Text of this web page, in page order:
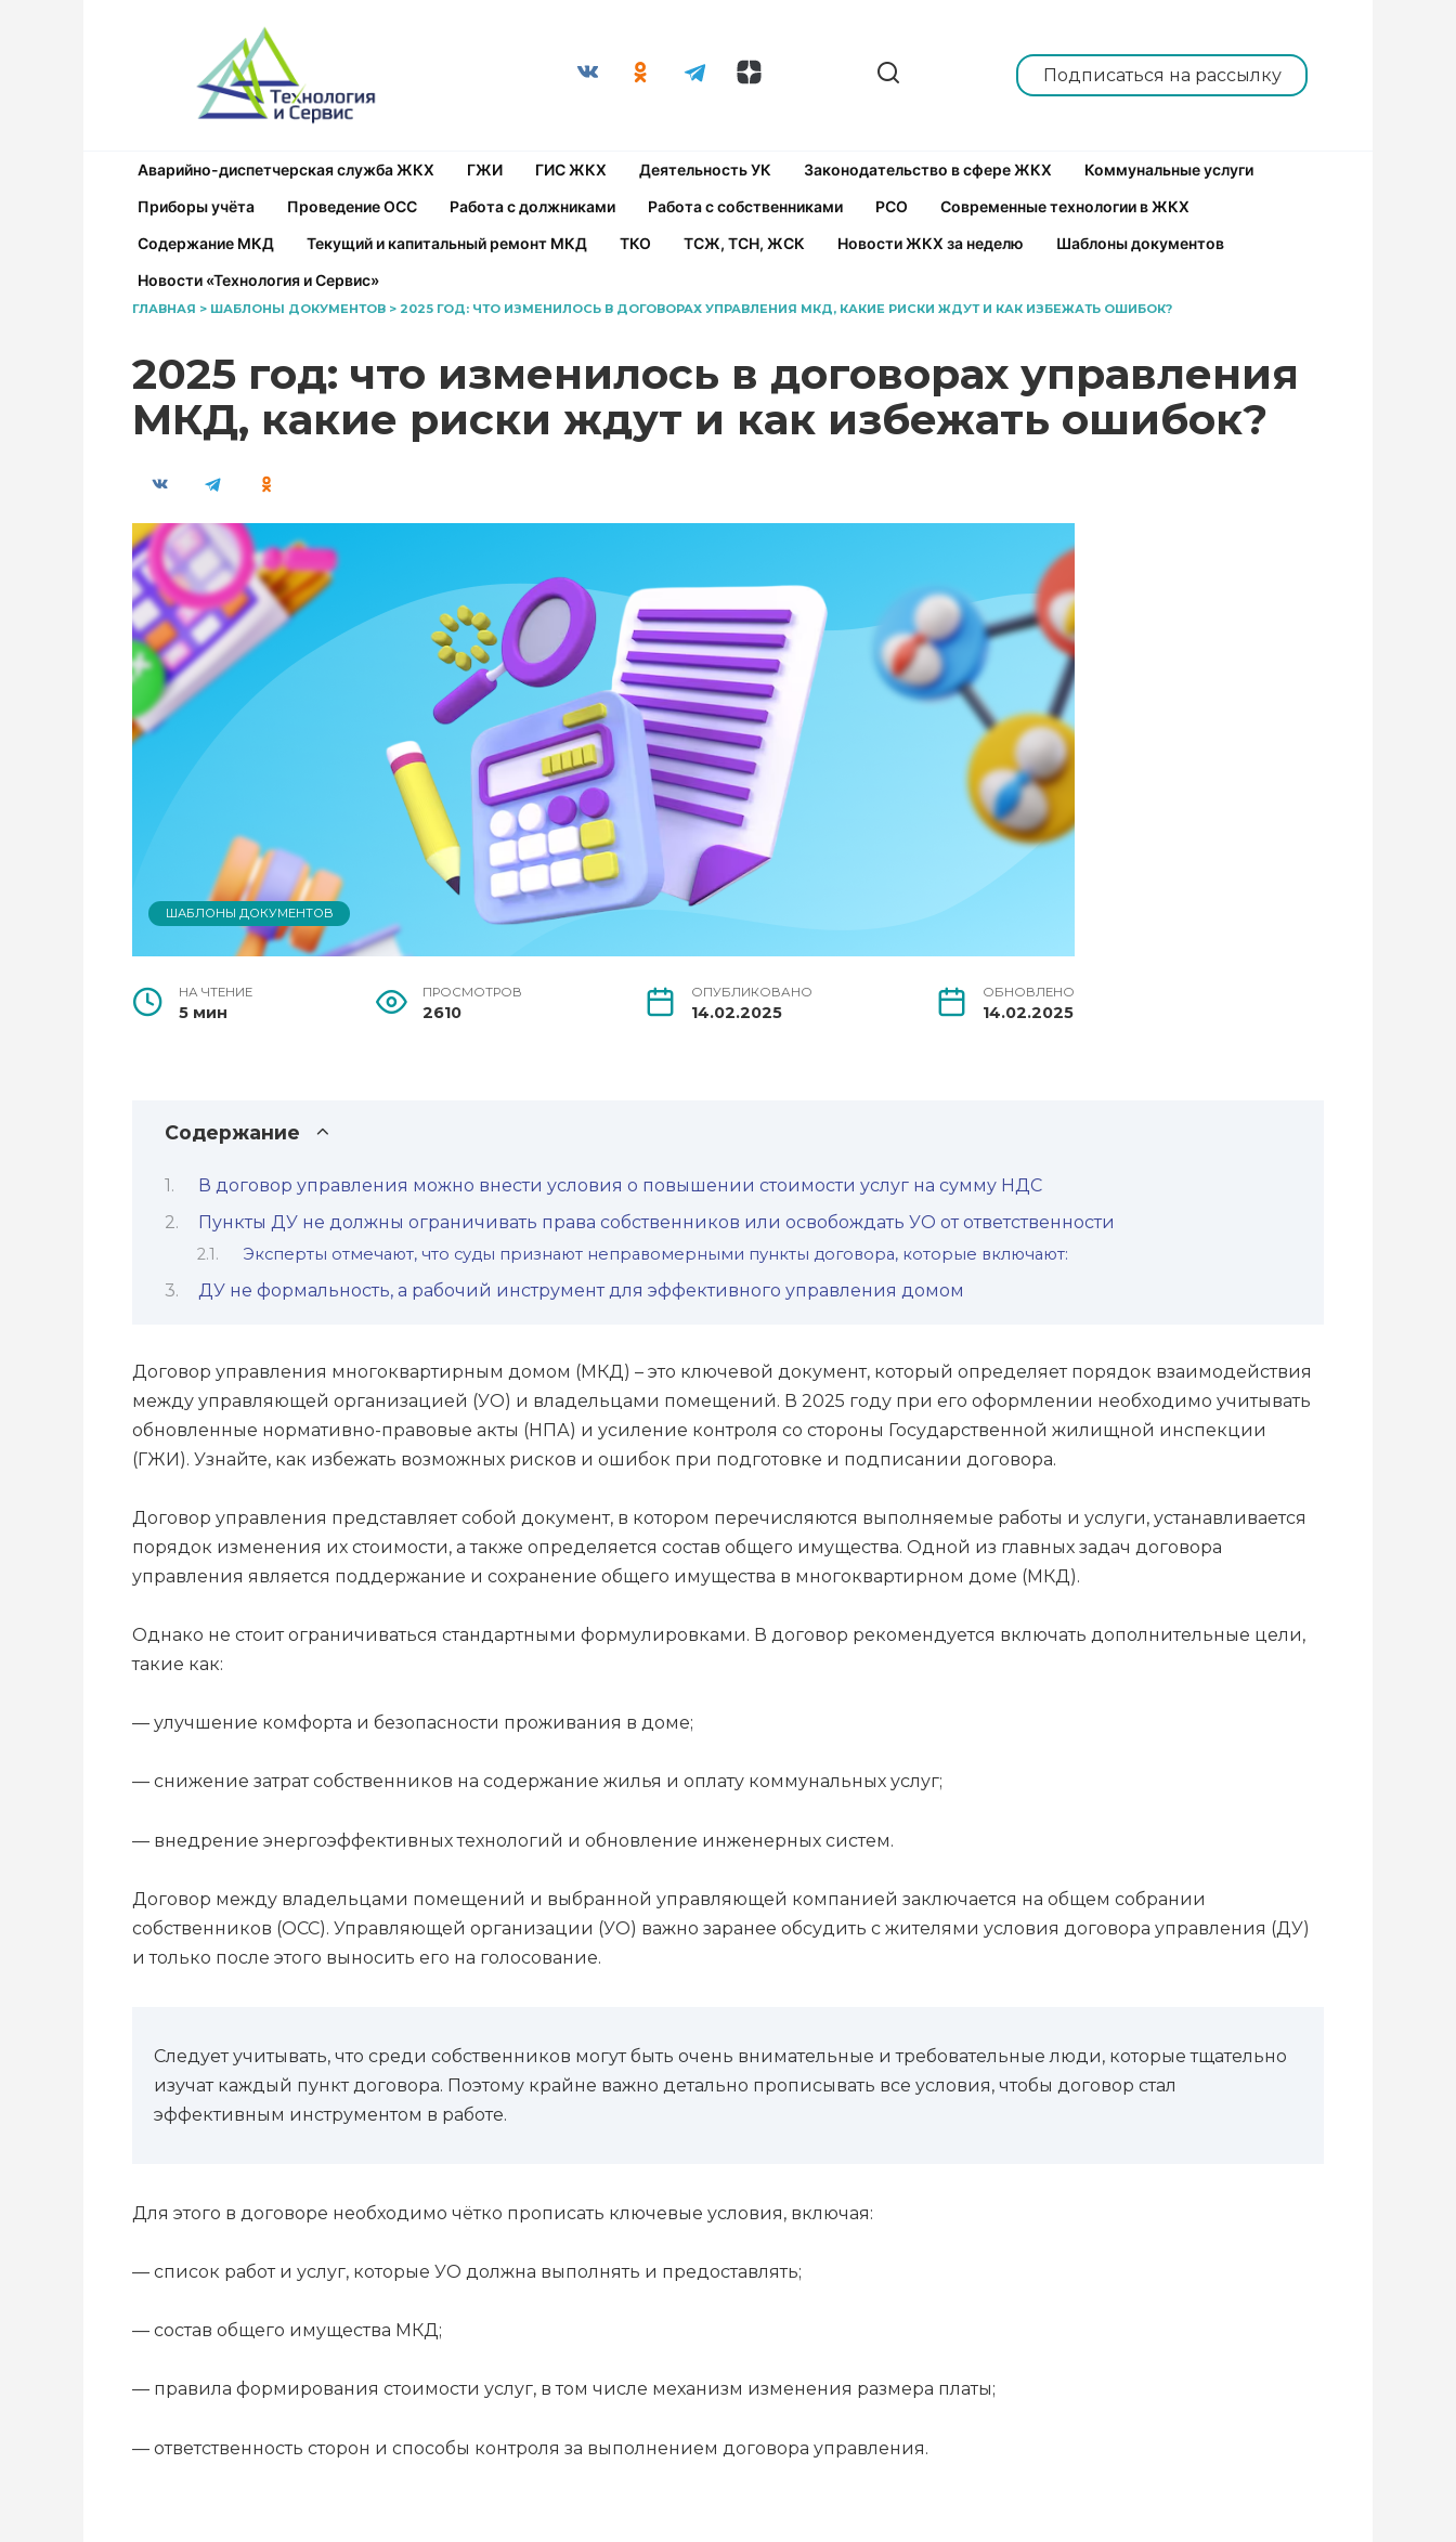
Подписаться на рассылку
Аварийно-диспетчерская служба ЖКХ ГЖИ ГИС ЖКХ Деятельность УК Законодательство в сфере ЖКХ
Коммунальные услуги
Приборы учёта
Проведение ОСС Работа с должниками Работа с собственниками РСО
Современные технологии в ЖКХ
Содержание МКД
Текущий и капитальный ремонт МКД ТКО ТСЖ, ТСН, ЖСК Новости ЖКХ за неделю
Шаблоны документов
Новости «Технология и Сервис»
ГЛАВНАЯ > ШАБЛОНЫ ДОКУМЕНТОВ > 2025 ГОД: ЧТО ИЗМЕНИЛОСЬ В ДОГОВОРАХ УПРАВЛЕНИЯ МКД, КАКИЕ РИСКИ ЖДУТ И КАК ИЗБЕЖАТЬ ОШИБОК?
2025 год: что изменилось в договорах управления
МКД, какие риски ждут и как избежать ошибок?
ШАБЛОНЫ ДОКУМЕНТОВ
НА ЧТЕНИЕ
5 мин
ПРОСМОТРОВ
2610
ОПУБЛИКОВАНО
14.02.2025
ОБНОВЛЕНО
14.02.2025
Содержание
В договор управления можно внести условия о повышении стоимости услуг на сумму НДС
Пункты ДУ не должны ограничивать права собственников или освобождать УО от ответственности
Эксперты отмечают, что суды признают неправомерными пункты договора, которые включают:
ДУ не формальность, а рабочий инструмент для эффективного управления домом
Договор управления многоквартирным домом (МКД) – это ключевой документ, который определяет порядок взаимодействия
между управляющей организацией (УО) и владельцами помещений. В 2025 году при его оформлении необходимо учитывать
обновленные нормативно-правовые акты (НПА) и усиление контроля со стороны Государственной жилищной инспекции
(ГЖИ). Узнайте, как избежать возможных рисков и ошибок при подготовке и подписании договора.
Договор управления представляет собой документ, в котором перечисляются выполняемые работы и услуги, устанавливается
порядок изменения их стоимости, а также определяется состав общего имущества. Одной из главных задач договора
управления является поддержание и сохранение общего имущества в многоквартирном доме (МКД).
Однако не стоит ограничиваться стандартными формулировками. В договор рекомендуется включать дополнительные цели,
такие как:
— улучшение комфорта и безопасности проживания в доме;
— снижение затрат собственников на содержание жилья и оплату коммунальных услуг;
— внедрение энергоэффективных технологий и обновление инженерных систем.
Договор между владельцами помещений и выбранной управляющей компанией заключается на общем собрании
собственников (ОСС). Управляющей организации (УО) важно заранее обсудить с жителями условия договора управления (ДУ)
и только после этого выносить его на голосование.
Следует учитывать, что среди собственников могут быть очень внимательные и требовательные люди, которые тщательно
изучат каждый пункт договора. Поэтому крайне важно детально прописывать все условия, чтобы договор стал
эффективным инструментом в работе.
Для этого в договоре необходимо чётко прописать ключевые условия, включая:
— список работ и услуг, которые УО должна выполнять и предоставлять;
— состав общего имущества МКД;
— правила формирования стоимости услуг, в том числе механизм изменения размера платы;
— ответственность сторон и способы контроля за выполнением договора управления.